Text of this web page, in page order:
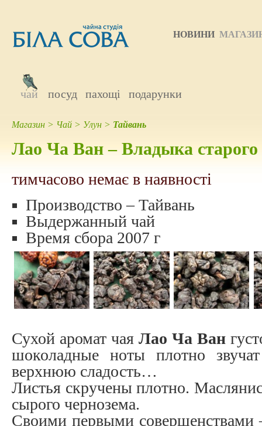
НОВИНИ
чай посуд пахощі подарунки
Магазин > Чай > Улун > Тайвань
Лао Ча Ван – Владыка старого
тимчасово немає в наявності
Производство – Тайвань
Выдержанный чай
Время сбора 2007 г
Сухой аромат чая Лао Ча Ван
шоколадные ноты плотно
верхнюю сладость…
Листья скручены плотно.
сырого чернозема.
Своими первыми совершенствами